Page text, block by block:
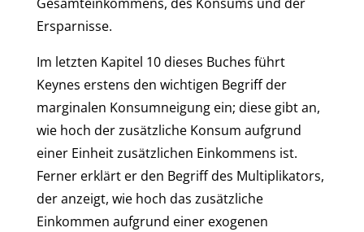
Gesamteinkommens, des Konsums und der
Ersparnisse.
Im letzten Kapitel 10 dieses Buches führt
Keynes erstens den wichtigen Begriff der
marginalen Konsumneigung ein; diese gibt an,
wie hoch der zusätzliche Konsum aufgrund
einer Einheit zusätzlichen Einkommens ist.
Ferner erklärt er den Begriff des Multiplikators,
der anzeigt, wie hoch das zusätzliche
Einkommen aufgrund einer exogenen